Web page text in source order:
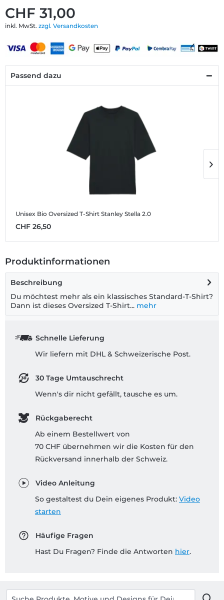
CHF 31,00
inkl. MwSt. zzgl. Versandkosten
Passend dazu
Unisex Bio Oversized T-Shirt Stanley Stella 2.0
CHF 26,50
Produktinformationen
Beschreibung
Du möchtest mehr als ein klassisches Standard-T-Shirt?
Dann ist dieses Oversized T-Shirt... mehr
Schnelle Lieferung
Wir liefern mit DHL & Schweizerische Post.
30 Tage Umtauschrecht
Wenn's dir nicht gefällt, tausche es um.
Rückgaberecht
Ab einem Bestellwert von
70 CHF übernehmen wir die Kosten für den
Rückversand innerhalb der Schweiz.
Video Anleitung
So gestaltest du Dein eigenes Produkt: Video
starten
Häufige Fragen
Hast Du Fragen? Finde die Antworten hier.